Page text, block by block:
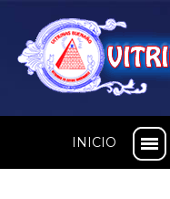
INICIO